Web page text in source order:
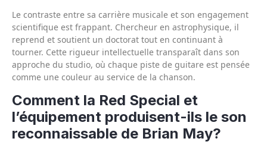
Le contraste entre sa carrière musicale et son engagement
scientifique est frappant. Chercheur en astrophysique, il
reprend et soutient un doctorat tout en continuant à
tourner. Cette rigueur intellectuelle transparaît dans son
approche du studio, où chaque piste de guitare est pensée
comme une couleur au service de la chanson.
Comment la Red Special et
l’équipement produisent-ils le son
reconnaissable de Brian May?